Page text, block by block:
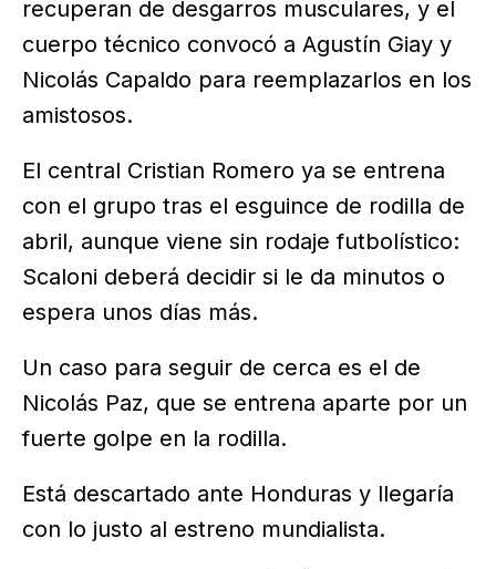
recuperan de desgarros musculares, y el
cuerpo técnico convocó a Agustín Giay y
Nicolás Capaldo para reemplazarlos en los
amistosos.
El central Cristian Romero ya se entrena
con el grupo tras el esguince de rodilla de
abril, aunque viene sin rodaje futbolístico:
Scaloni deberá decidir si le da minutos o
espera unos días más.
Un caso para seguir de cerca es el de
Nicolás Paz, que se entrena aparte por un
fuerte golpe en la rodilla.
Está descartado ante Honduras y llegaría
con lo justo al estreno mundialista.